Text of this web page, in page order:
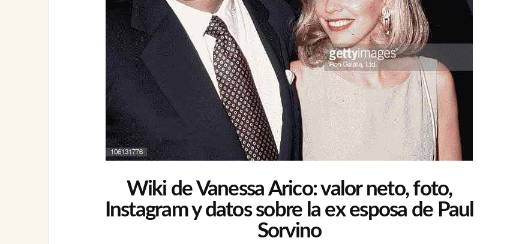
Wiki de Vanessa Arico: valor neto, foto,
Instagram y datos sobre la ex esposa de Paul
Sorvino